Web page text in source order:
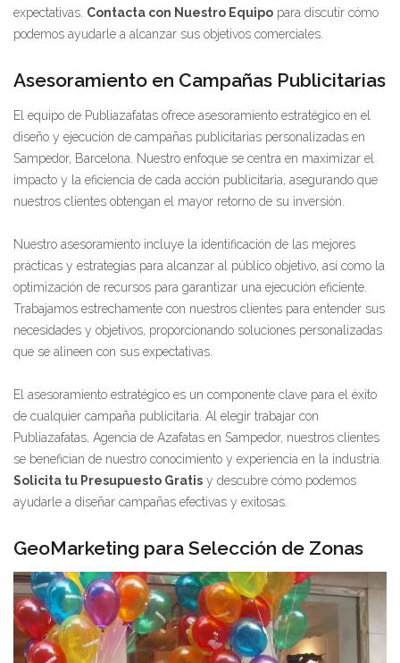
expectativas. Contacta con Nuestro Equipo para discutir cómo
podemos ayudarle a alcanzar sus objetivos comerciales.
Asesoramiento en Campañas Publicitarias
El equipo de Publiazafatas ofrece asesoramiento estratégico en el
diseño y ejecución de campañas publicitarias personalizadas en
Sampedor, Barcelona. Nuestro enfoque se centra en maximizar el
impacto y la eficiencia de cada acción publicitaria, asegurando que
nuestros clientes obtengan el mayor retorno de su inversión.
Nuestro asesoramiento incluye la identificación de las mejores
prácticas y estrategias para alcanzar al público objetivo, así como la
optimización de recursos para garantizar una ejecución eficiente.
Trabajamos estrechamente con nuestros clientes para entender sus
necesidades y objetivos, proporcionando soluciones personalizadas
que se alineen con sus expectativas.
El asesoramiento estratégico es un componente clave para el éxito
de cualquier campaña publicitaria. Al elegir trabajar con
Publiazafatas, Agencia de Azafatas en Sampedor, nuestros clientes
se benefician de nuestro conocimiento y experiencia en la industria.
Solicita tu Presupuesto Gratis y descubre cómo podemos
ayudarle a diseñar campañas efectivas y exitosas.
GeoMarketing para Selección de Zonas